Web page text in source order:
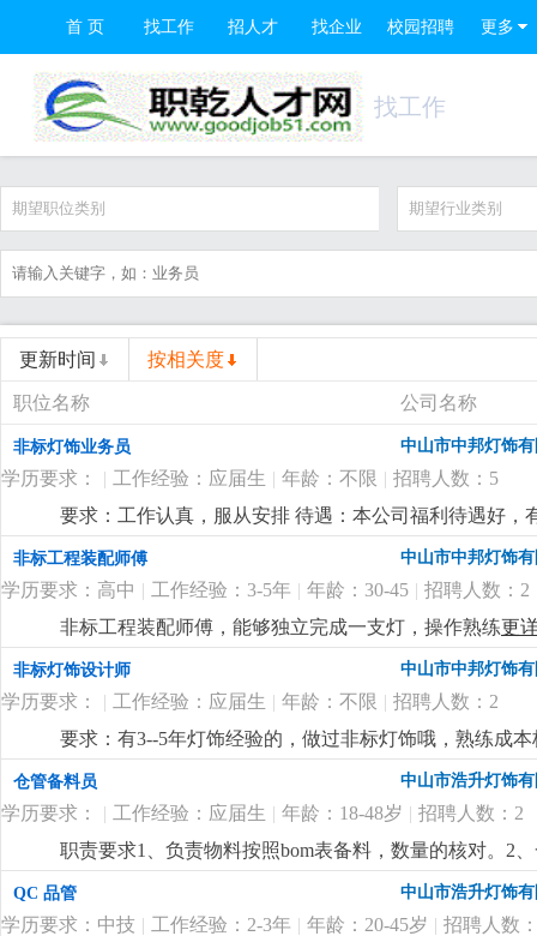
首 页 找工作 招人才 找企业 校园招聘 更多
找工作
期望职位类别 期望行业类别
更新时间 按相关度
职位名称 公司名称
非标灯饰业务员 中山市中邦灯饰
学历要求： | 工作经验：应届生 | 年龄：不限 | 招聘人数：5
要求：工作认真，服从安排 待遇：本公司福利待遇好，
非标工程装配师傅 中山市中邦灯饰
学历要求：高中 | 工作经验：3-5年 | 年龄：30-45 | 招聘人数：2
非标工程装配师傅，能够独立完成一支灯，操作熟练更
非标灯饰设计师 中山市中邦灯饰
学历要求： | 工作经验：应届生 | 年龄：不限 | 招聘人数：2
要求：有3--5年灯饰经验的，做过非标灯饰哦，熟练成本
仓管备料员 中山市浩升灯饰
学历要求： | 工作经验：应届生 | 年龄：18-48岁 | 招聘人数：2
职责要求1、负责物料按照bom表备料，数量的核对。2
QC 品管 中山市浩升灯饰
学历要求：中技 | 工作经验：2-3年 | 年龄：20-45岁 | 招聘人数